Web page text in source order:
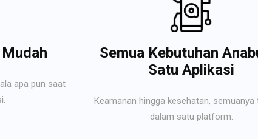
apa pun saat
Semua Kebutuhan
Satu Aplikasi
Keamanan hingga kesehatan, semuanya
dalam satu platform.